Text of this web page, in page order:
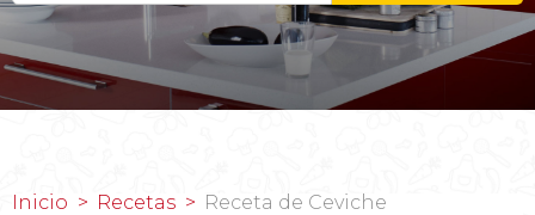
Inicio Recetas Receta de Ceviche